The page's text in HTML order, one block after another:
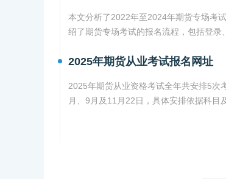
本文分析了2022年至2024年期货专场考
绍了期货专场考试的报名流程，包括登录
2025年期货从业考试报名网址
2025年期货从业资格考试全年共安排5次
月、9月及11月22日，具体安排依据科目